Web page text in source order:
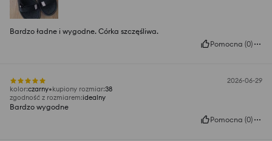
Bardzo ładne i wygodne. Córka szczęśliwa.
Pomocna (0)
2026-06-29
kolor:czarny kupiony rozmiar:38
zgodność z rozmiarem:idealny
Bardzo wygodne
Pomocna (0)